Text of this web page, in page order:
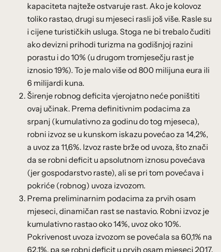
kapaciteta najteže ostvaruje rast. Ako je kolovoz
toliko rastao, drugi su mjeseci rasli još više. Rasle su
i cijene turističkih usluga. Stoga ne bi trebalo čuditi
ako devizni prihodi turizma na godišnjoj razini
porastu i do 10% (u drugom tromjesečju rast je
iznosio 19%). To je malo više od 800 milijuna eura ili
6 milijardi kuna.
Širenje robnog deficita vjerojatno neće poništiti
ovaj učinak. Prema definitivnim podacima za
srpanj (kumulativno za godinu do tog mjeseca),
robni izvoz se u kunskom iskazu povećao za 14,2%,
a uvoz za 11,6%. Izvoz raste brže od uvoza, što znači
da se robni deficit u apsolutnom iznosu povećava
(jer gospodarstvo raste), ali se pri tom povećava i
pokriće (robnog) uvoza izvozom.
Prema preliminarnim podacima za prvih osam
mjeseci, dinamičan rast se nastavio. Robni izvoz je
kumulativno rastao oko 14%, uvoz oko 10%.
Pokrivenost uvoza izvozom se povećala sa 60,1% na
62,1%, pa se robni deficit u prvih osam mjeseci 2017.